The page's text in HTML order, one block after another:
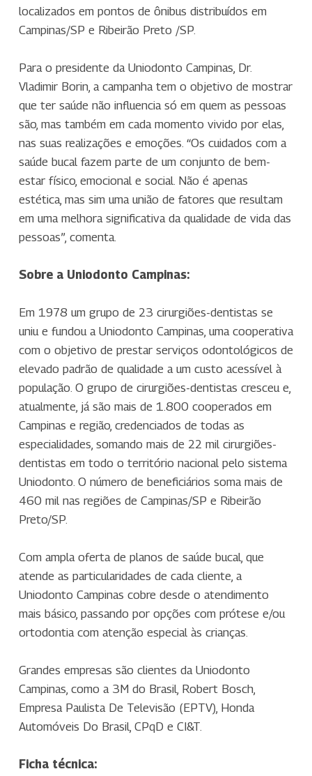
localizados em pontos de ônibus distribuídos em
Campinas/SP e Ribeirão Preto /SP.
Para o presidente da Uniodonto Campinas, Dr.
Vladimir Borin, a campanha tem o objetivo de mostrar
que ter saúde não influencia só em quem as pessoas
são, mas também em cada momento vivido por elas,
nas suas realizações e emoções. “Os cuidados com a
saúde bucal fazem parte de um conjunto de bem-
estar físico, emocional e social. Não é apenas
estética, mas sim uma união de fatores que resultam
em uma melhora significativa da qualidade de vida das
pessoas”, comenta.
Sobre a Uniodonto Campinas:
Em 1978 um grupo de 23 cirurgiões-dentistas se
uniu e fundou a Uniodonto Campinas, uma cooperativa
com o objetivo de prestar serviços odontológicos de
elevado padrão de qualidade a um custo acessível à
população. O grupo de cirurgiões-dentistas cresceu e,
atualmente, já são mais de 1.800 cooperados em
Campinas e região, credenciados de todas as
especialidades, somando mais de 22 mil cirurgiões-
dentistas em todo o território nacional pelo sistema
Uniodonto. O número de beneficiários soma mais de
460 mil nas regiões de Campinas/SP e Ribeirão
Preto/SP.
Com ampla oferta de planos de saúde bucal, que
atende as particularidades de cada cliente, a
Uniodonto Campinas cobre desde o atendimento
mais básico, passando por opções com prótese e/ou
ortodontia com atenção especial às crianças.
Grandes empresas são clientes da Uniodonto
Campinas, como a 3M do Brasil, Robert Bosch,
Empresa Paulista De Televisão (EPTV), Honda
Automóveis Do Brasil, CPqD e CI&T.
Ficha técnica: